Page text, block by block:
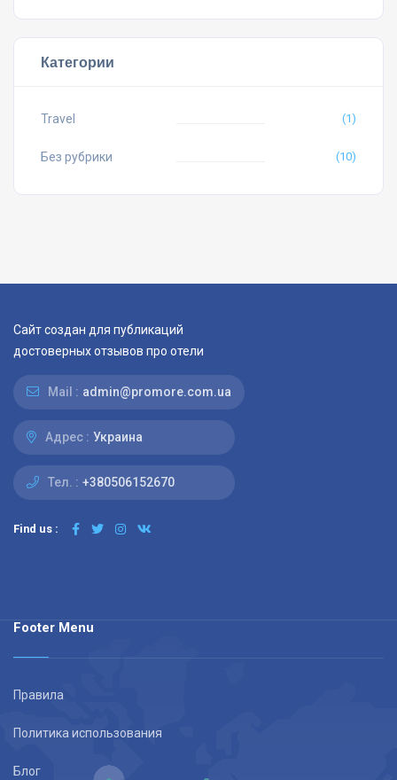
Категории
Travel (1)
Без рубрики (10)
Сайт создан для публикаций
достоверных отзывов про отели
Mail : admin@promore.com.ua
Адрес : Украина
Тел. : +380506152670
Find us :
Footer Menu
Правила
Политика использования
Блог